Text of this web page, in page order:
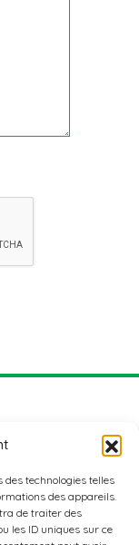
des technologies telles
des appareils.
de traiter des
les ID uniques sur ce